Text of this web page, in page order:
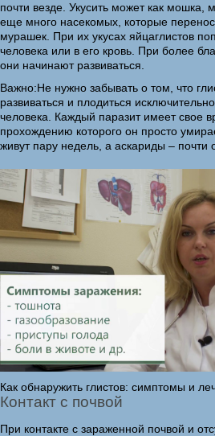
почти везде. Укусить может как мошка,
еще много насекомых, которые
мурашек. При их укусах яйцаглистов
человека или в его кровь. При более
они начинают развиваться.
Важно:Не нужно забывать о том, что
развиваться и плодиться
человека. Каждый паразит имеет свое
прохождению которого он просто
живут пару недель, а аскариды – почти
Как обнаружить глистов: симптомы и
Контакт с почвой
При контакте с зараженной почвой и